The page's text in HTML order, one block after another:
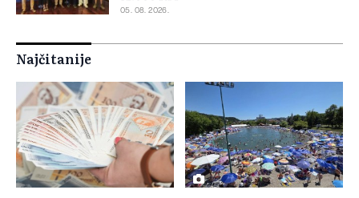
05. 08. 2026.
Najčitanije